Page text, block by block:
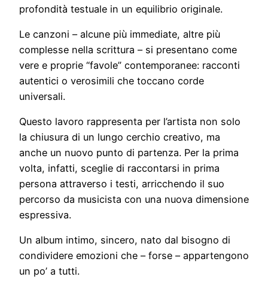
profondità testuale in un equilibrio originale.
Le canzoni – alcune più immediate, altre più
complesse nella scrittura – si presentano come
vere e proprie “favole” contemporanee: racconti
autentici o verosimili che toccano corde
universali.
Questo lavoro rappresenta per l’artista non solo
la chiusura di un lungo cerchio creativo, ma
anche un nuovo punto di partenza. Per la prima
volta, infatti, sceglie di raccontarsi in prima
persona attraverso i testi, arricchendo il suo
percorso da musicista con una nuova dimensione
espressiva.
Un album intimo, sincero, nato dal bisogno di
condividere emozioni che – forse – appartengono
un po’ a tutti.